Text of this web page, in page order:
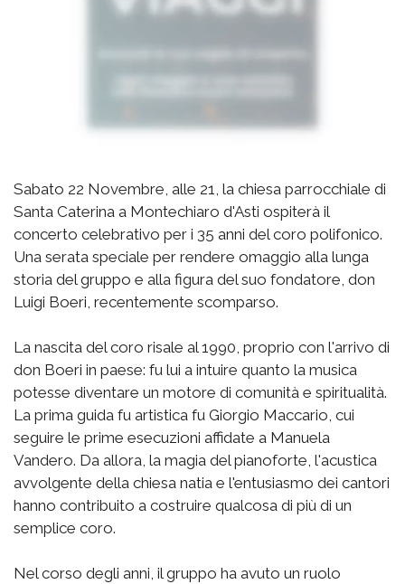
Sabato 22 Novembre, alle 21, la chiesa parrocchiale di
Santa Caterina a Montechiaro d'Asti ospiterà il
concerto celebrativo per i 35 anni del coro polifonico.
Una serata speciale per rendere omaggio alla lunga
storia del gruppo e alla figura del suo fondatore, don
Luigi Boeri, recentemente scomparso.
La nascita del coro risale al 1990, proprio con l'arrivo di
don Boeri in paese: fu lui a intuire quanto la musica
potesse diventare un motore di comunità e spiritualità.
La prima guida fu artistica fu Giorgio Maccario, cui
seguire le prime esecuzioni affidate a Manuela
Vandero. Da allora, la magia del pianoforte, l'acustica
avvolgente della chiesa natia e l'entusiasmo dei cantori
hanno contribuito a costruire qualcosa di più di un
semplice coro.
Nel corso degli anni, il gruppo ha avuto un ruolo